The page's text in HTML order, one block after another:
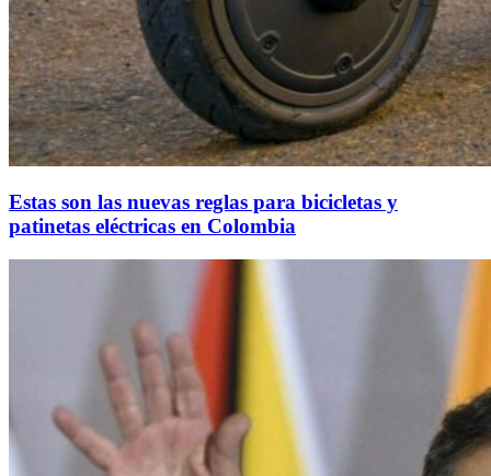
Estas son las nuevas reglas para bicicletas y
patinetas eléctricas en Colombia